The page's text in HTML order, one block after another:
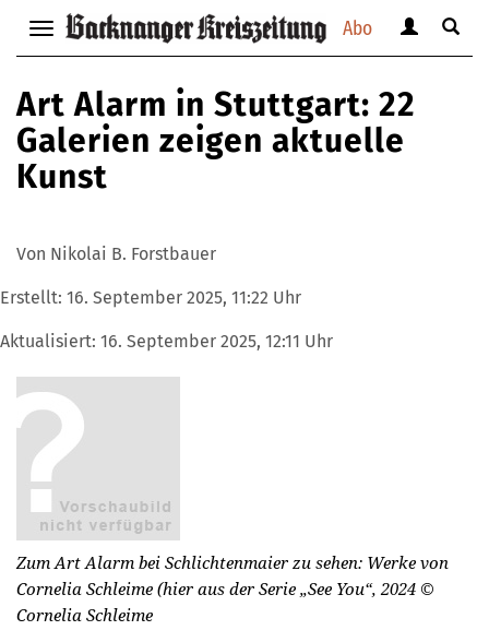
Abo
Navigation
anzeigen
verbergen
anzeigen
verbergen
Suche
Art Alarm in Stuttgart: 22
Galerien zeigen aktuelle
Kunst
Von Nikolai B. Forstbauer
Erstellt: 16. September 2025, 11:22 Uhr
Aktualisiert: 16. September 2025, 12:11 Uhr
Zum Art Alarm bei Schlichtenmaier zu sehen: Werke von
Cornelia Schleime (hier aus der Serie „See You“, 2024 ©
Cornelia Schleime